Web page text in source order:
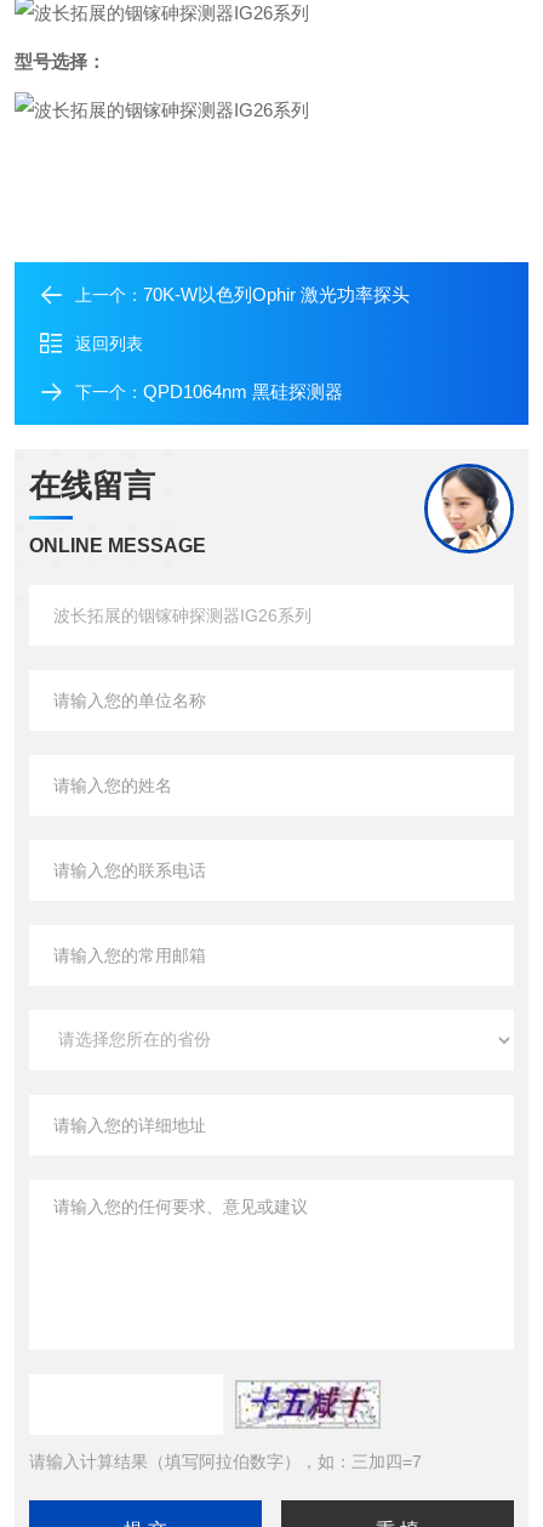
型号选择：
上一个： 70K-W以色列Ophir 激光功率探头
返回列表
下一个： QPD1064nm 黑硅探测器
在线留言
ONLINE MESSAGE
请输入计算结果（填写阿拉伯数字），如：三加四=7